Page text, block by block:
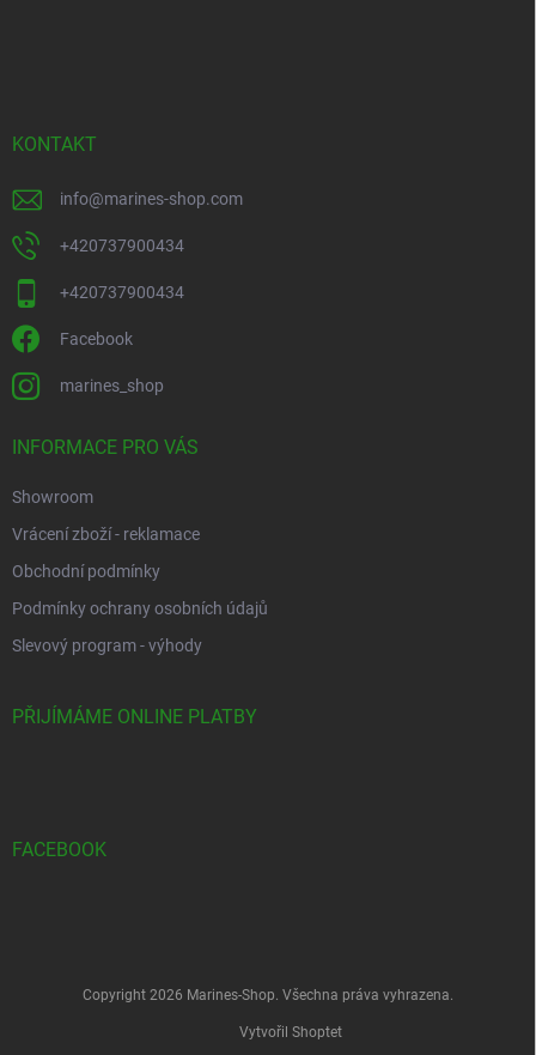
KONTAKT
info@marines-shop.com
+420737900434
+420737900434
Facebook
marines_shop
INFORMACE PRO VÁS
Showroom
Vrácení zboží - reklamace
Obchodní podmínky
Podmínky ochrany osobních údajů
Slevový program - výhody
PŘIJÍMÁME ONLINE PLATBY
FACEBOOK
Vytvořil Shoptet
Copyright 2026 Marines-Shop. Všechna práva vyhrazena.